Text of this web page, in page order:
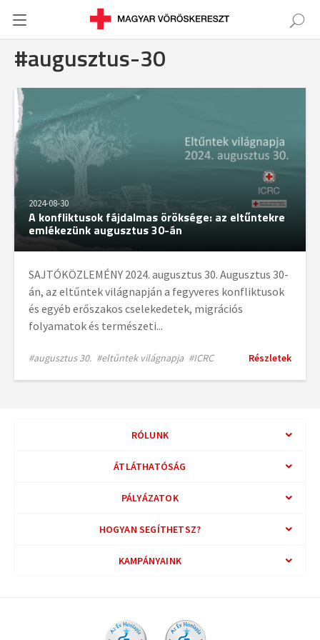
#augusztus-30
2024-08-30
A konfliktusok fájdalmas öröksége: az eltűntekre
emlékezünk augusztus 30-án
SAJTÓKÖZLEMÉNY 2024. augusztus 30. Augusztus 30-
án, az eltűntek világnapján a fegyveres konfliktusok
és egyéb erőszakos cselekedetek, migrációs
folyamatok és természeti...
#augusztus 30. #eltűntek világnapja #ICRC Részletek
RÓLUNK
ÁTLÁTHATÓSÁG
PÁLYÁZATOK
HOGYAN SEGÍTHETSZ?
KAMPÁNYAINK